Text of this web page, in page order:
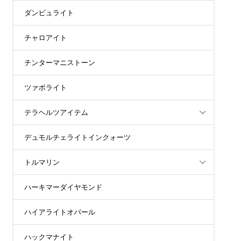
ダンビュライト
チャロアイト
チンターマニストーン
ツァボライト
テラヘルツアイテム
デュモルチェライトインクォーツ
トルマリン
ハーキマーダイヤモンド
ハイアライトオパール
ハックマナイト